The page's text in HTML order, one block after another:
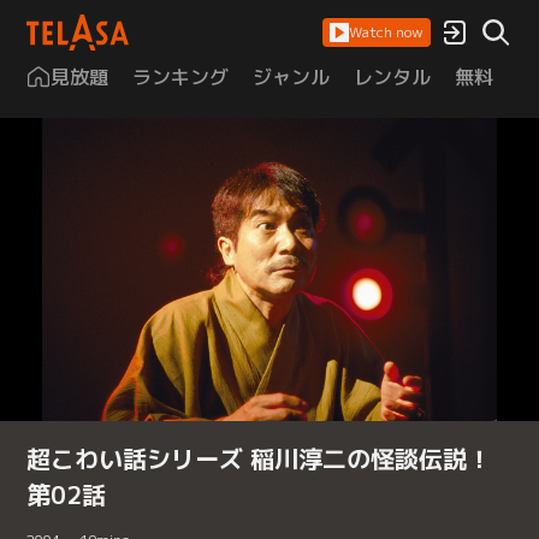
Watch now
見放題 ランキング ジャンル レンタル 無料
超こわい話シリーズ 稲川淳二の怪談伝説！
第02話